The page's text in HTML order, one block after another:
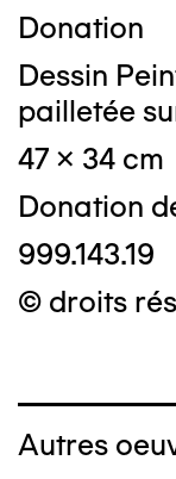
Donation
Dessin
pailletée
47 x 34 cm
Donation
999.143.19
© droits
Autres